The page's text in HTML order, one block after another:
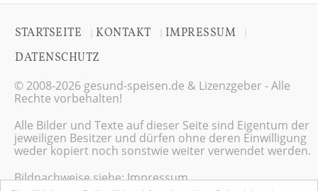
STARTSEITE KONTAKT IMPRESSUM
DATENSCHUTZ
© 2008-2026 gesund-speisen.de & Lizenzgeber - Alle
Rechte vorbehalten!
Alle Bilder und Texte auf dieser Seite sind Eigentum der
jeweiligen Besitzer und dürfen ohne deren Einwilligung
weder kopiert noch sonstwie weiter verwendet werden.
Bildnachweise siehe:Impressum